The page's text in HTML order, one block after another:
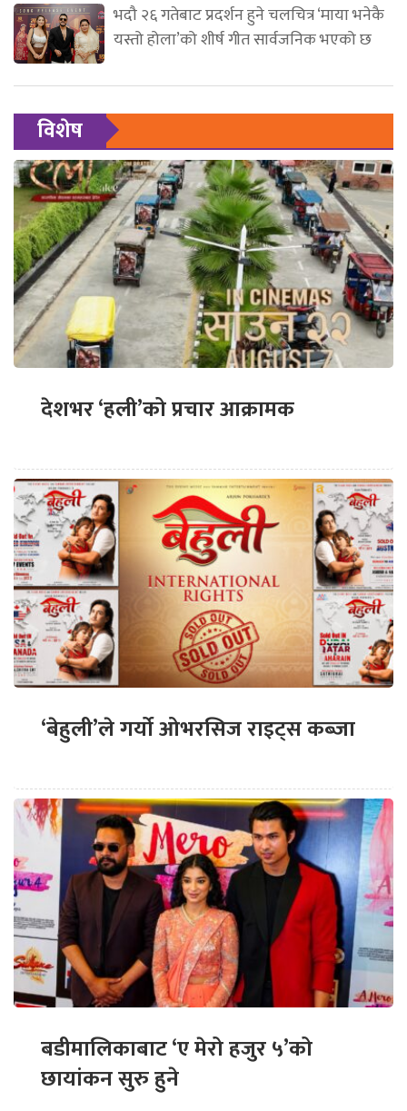
भदौ २६ गतेबाट प्रदर्शन हुने चलचित्र ‘माया भनेकै
यस्तो होला’को शीर्ष गीत सार्वजनिक भएको छ
विशेष
देशभर ‘हली’को प्रचार आक्रामक
‘बेहुली’ले गर्यो ओभरसिज राइट्स कब्जा
बडीमालिकाबाट ‘ए मेरो हजुर ५’को
छायांकन सुरु हुने